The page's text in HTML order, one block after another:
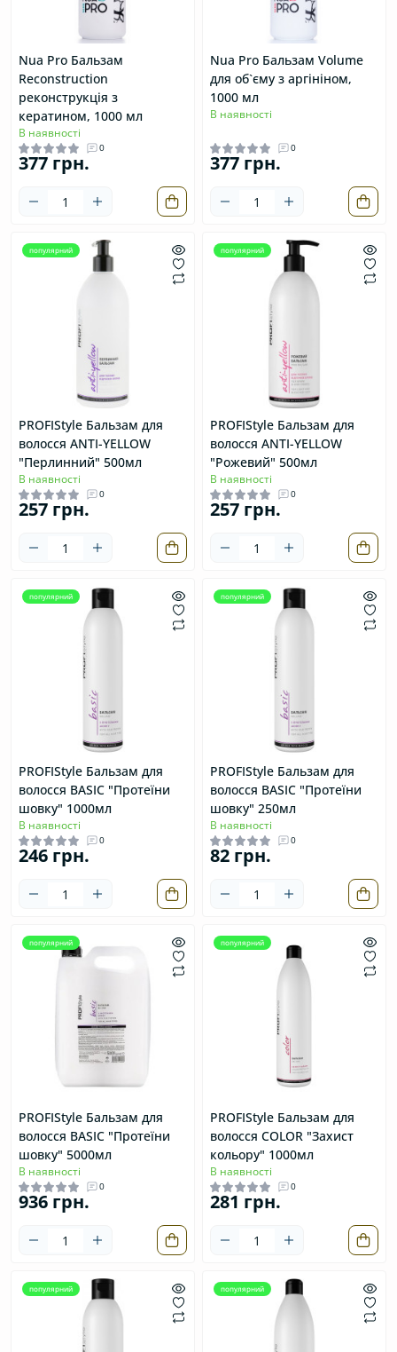
Nua Pro Бальзам
Reconstruction
реконструкція з
кератином, 1000 мл
В наявності
0
377 грн.
Nua Pro Бальзам Volume
для об`єму з аргініном,
1000 мл
В наявності
0
377 грн.
популярний
PROFIStyle Бальзам для
волосся ANTI-YELLOW
"Перлинний" 500мл
В наявності
0
257 грн.
популярний
PROFIStyle Бальзам для
волосся ANTI-YELLOW
"Рожевий" 500мл
В наявності
0
257 грн.
популярний
PROFIStyle Бальзам для
волосся BASIC "Протеїни
шовку" 1000мл
В наявності
0
246 грн.
популярний
PROFIStyle Бальзам для
волосся BASIC "Протеїни
шовку" 250мл
В наявності
0
82 грн.
популярний
PROFIStyle Бальзам для
волосся BASIC "Протеїни
шовку" 5000мл
В наявності
0
936 грн.
популярний
PROFIStyle Бальзам для
волосся COLOR "Захист
кольору" 1000мл
В наявності
0
281 грн.
популярний популярний